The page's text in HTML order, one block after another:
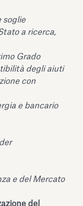
soglie
a ricerca,
Grado
degli aiuti
con
e bancario
e del Mercato
del